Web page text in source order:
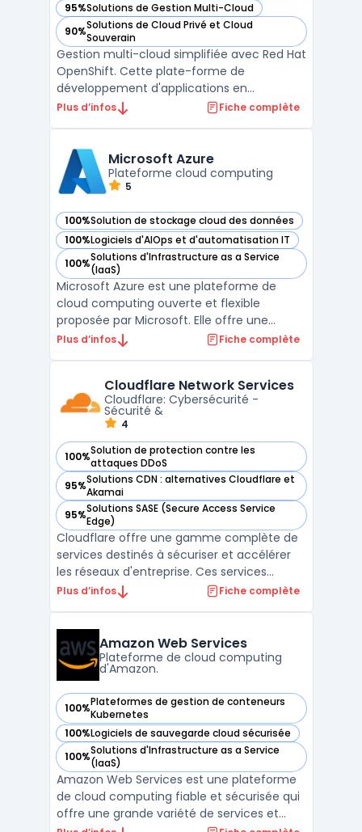
95%Solutions de Gestion Multi-Cloud
— voir Red Hat OpenShift dans cette catégorie
90%Solutions de Cloud Privé et Cloud
Souverain
— voir Red Hat OpenShift dans cette catégorie
Gestion multi-cloud simplifiée avec Red Hat
OpenShift. Cette plate-forme de
développement d'applications en
conteneurs basée sur Kubernetes offre une
d'applications dans différents
environnements de cloud. Avec Red Hat
Open ...
Plus d’infos Fiche complète
Microsoft Azure
Plateforme cloud computing
5
100%Solution de stockage cloud des données
— voir Microsoft Azure dans cette catégorie
100%Logiciels d'AIOps et d'automatisation IT
— voir Microsoft Azure dans cette catégorie
100%Solutions d'Infrastructure as a Service
(IaaS)
— voir Microsoft Azure dans cette catégorie
Microsoft Azure est une plateforme de
cloud computing ouverte et flexible
proposée par Microsoft. Elle offre une
approche innovante permettant de réduire
entreprises grâce à une infrastructure
mondiale, des services ...
Plus d’infos Fiche complète
Cloudflare Network Services
Cloudflare: Cybersécurité -
Sécurité &
4
100%Solution de protection contre les
attaques DDoS
— voir Cloudflare Network Services dans cette catégorie
95%Solutions CDN : alternatives Cloudflare et
Akamai
— voir Cloudflare Network Services dans cette catégorie
95%Solutions SASE (Secure Access Service
Edge)
— voir Cloudflare Network Services dans cette catégorie
Cloudflare offre une gamme complète de
services destinés à sécuriser et accélérer
les réseaux d'entreprise. Ces services
combinent sécurité, performances et
réseaux. En complément, Cloudflare
propose des modules additi ...
Plus d’infos Fiche complète
Amazon Web Services
Plateforme de cloud computing
d'Amazon.
100%Plateformes de gestion de conteneurs
Kubernetes
— voir Amazon Web Services dans cette catégorie
100%Logiciels de sauvegarde cloud sécurisée
— voir Amazon Web Services dans cette catégorie
100%Solutions d'Infrastructure as a Service
(IaaS)
— voir Amazon Web Services dans cette catégorie
Amazon Web Services est une plateforme
de cloud computing fiable et sécurisée qui
offre une grande variété de services et